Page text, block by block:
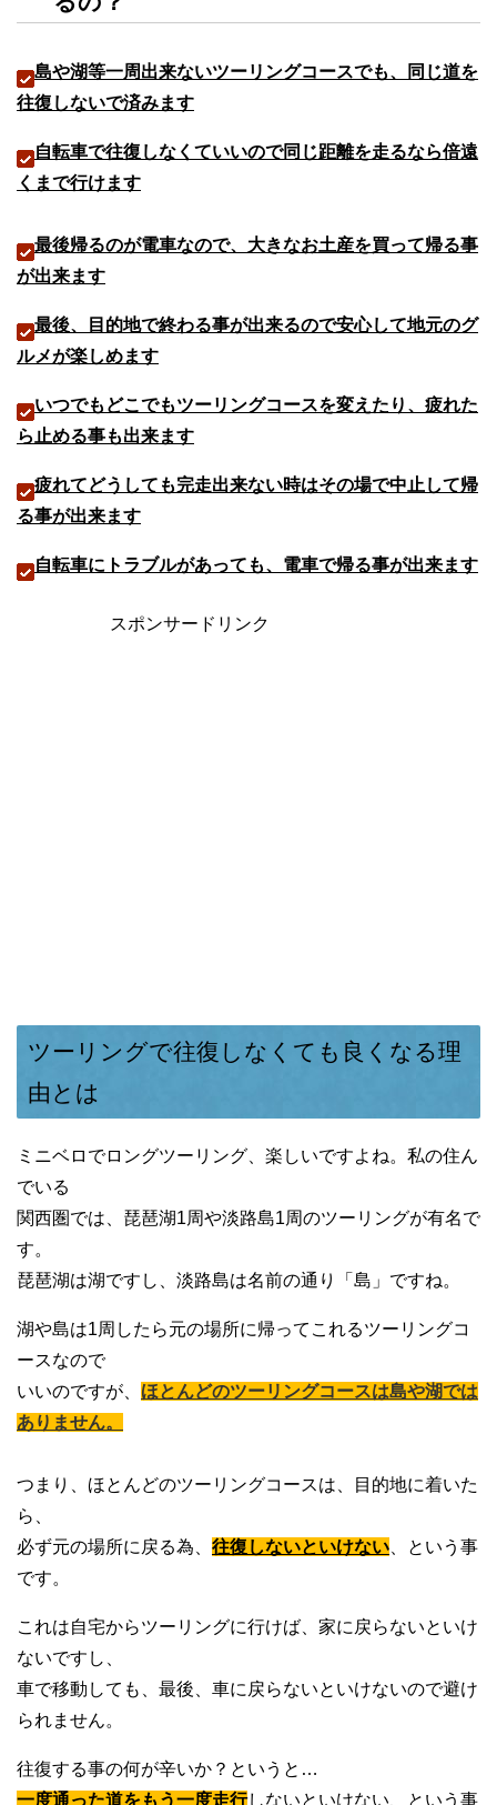
島や湖等一周出来ないツーリングコースでも、同じ道を
往復しないで済みます
自転車で往復しなくていいので同じ距離を走るなら倍遠
くまで行けます
最後帰るのが電車なので、大きなお土産を買って帰る事
が出来ます
最後、目的地で終わる事が出来るので安心して地元のグ
ルメが楽しめます
いつでもどこでもツーリングコースを変えたり、疲れた
ら止める事も出来ます
疲れてどうしても完走出来ない時はその場で中止して帰
る事が出来ます
自転車にトラブルがあっても、電車で帰る事が出来ます
スポンサードリンク
ツーリングで往復しなくても良くなる理
由とは
ミニベロでロングツーリング、楽しいですよね。私の住ん
でいる
関西圏では、琵琶湖1周や淡路島1周のツーリングが有名で
す。
琵琶湖は湖ですし、淡路島は名前の通り「島」ですね。
湖や島は1周したら元の場所に帰ってこれるツーリングコ
ースなので
いいのですが、 ほとんどのツーリングコースは島や湖では
ありません。
つまり、ほとんどのツーリングコースは、目的地に着いた
ら、
必ず元の場所に戻る為、 往復しないといけない 、という事
です。
これは自宅からツーリングに行けば、家に戻らないといけ
ないですし、
車で移動しても、最後、車に戻らないといけないので避け
られません。
往復する事の何が辛いか？というと…
一度通った道をもう一度走行しないといけない、という事